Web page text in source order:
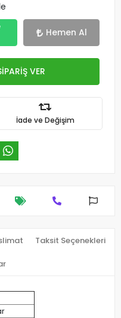
Hemen Al
VER
İade ve Değişim
Taksit Seçenekleri